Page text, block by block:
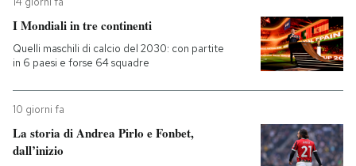
I Mondiali in tre continenti
Quelli maschili di calcio del 2030: con partite
in 6 paesi e forse 64 squadre
10 giorni fa
La storia di Andrea Pirlo e Fonbet,
dall’inizio